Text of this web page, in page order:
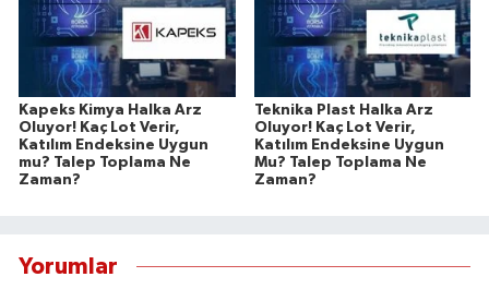
Kapeks Kimya Halka Arz
Oluyor! Kaç Lot Verir,
Katılım Endeksine Uygun
mu? Talep Toplama Ne
Zaman?
Teknika Plast Halka Arz
Oluyor! Kaç Lot Verir,
Katılım Endeksine Uygun
Mu? Talep Toplama Ne
Zaman?
Yorumlar